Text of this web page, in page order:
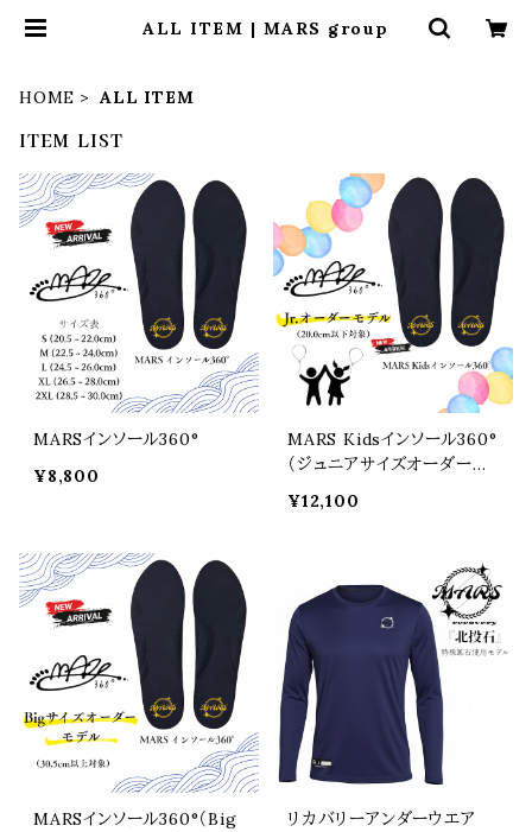
ALL ITEM | MARS group
HOME ALL ITEM
ITEM LIST
MARSインソール360°
¥8,800
MARS Kidsインソール360°
（ジュニアサイズオーダーモ
¥12,100
MARSインソール360°（Big
リカバリーアンダーウエア